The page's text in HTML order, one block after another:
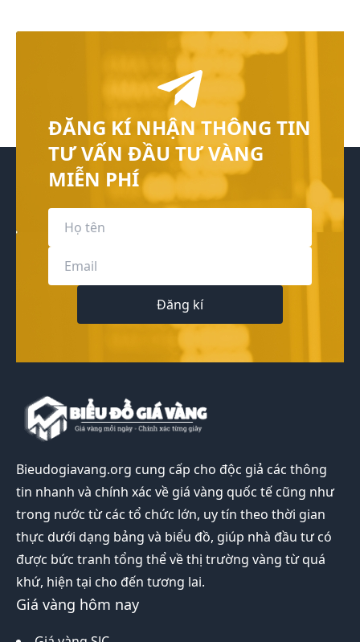
ĐĂNG KÍ NHẬN THÔNG TIN
TƯ VẤN ĐẦU TƯ VÀNG
MIỄN PHÍ
Đăng kí
Bieudogiavang.org cung cấp cho độc giả các thông
tin nhanh và chính xác về giá vàng quốc tế cũng như
trong nước từ các tổ chức lớn, uy tín theo thời gian
thực dưới dạng bảng và biểu đồ, giúp nhà đầu tư có
được bức tranh tổng thể về thị trường vàng từ quá
khứ, hiện tại cho đến tương lai.
Giá vàng hôm nay